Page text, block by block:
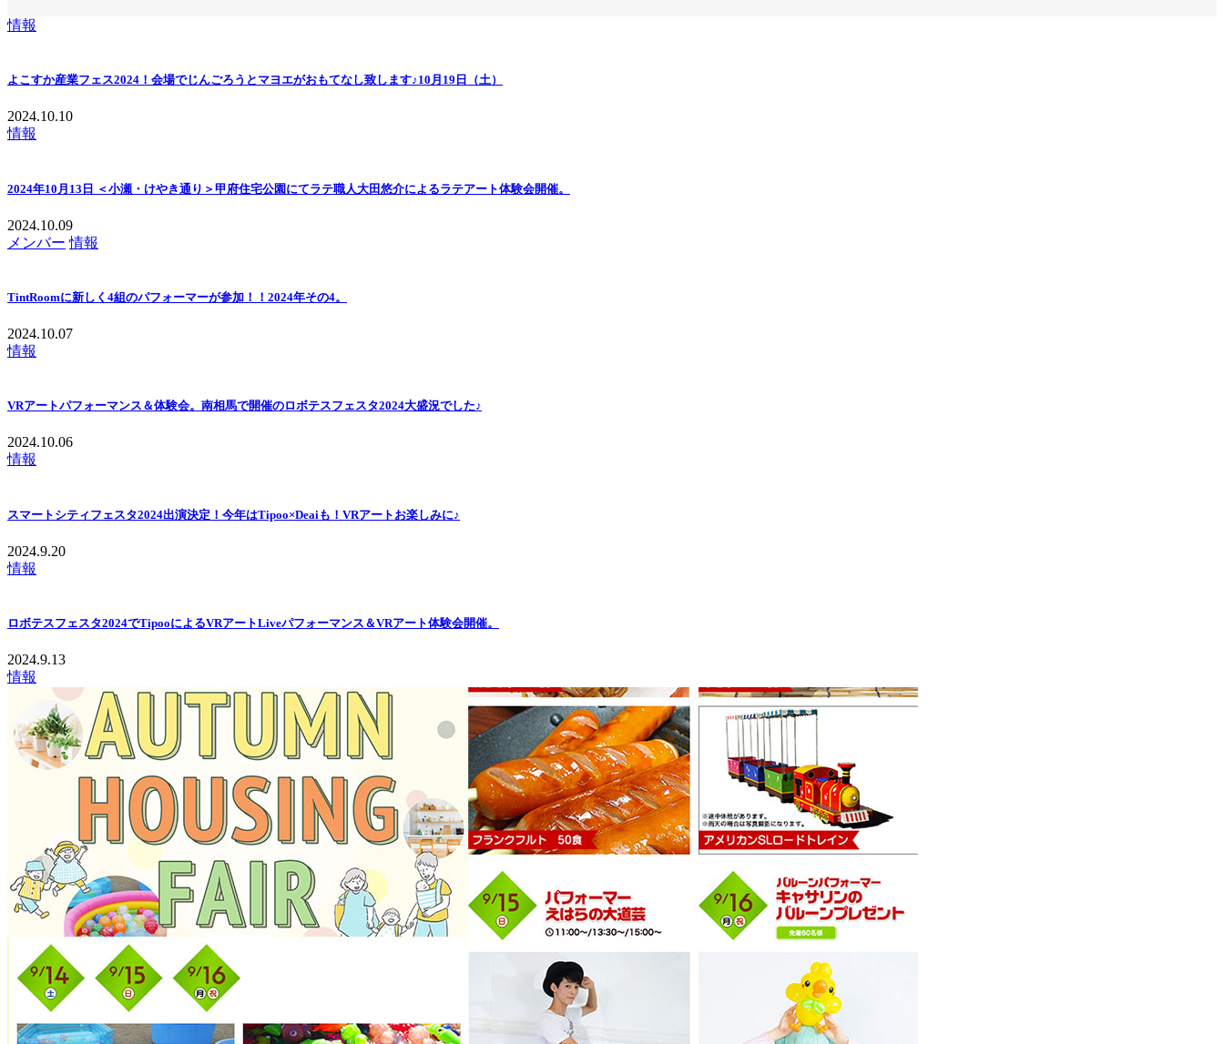
情報
よこすか産業フェス2024！会場でじんごろうとマヨエがおもてなし致します♪10月19日（土）
2024.10.10
情報
2024年10月13日 ＜小瀬・けやき通り＞甲府住宅公園にてラテ職人大田悠介によるラテアート体験会開催。
2024.10.09
メンバー 情報
TintRoomに新しく4組のパフォーマーが参加！！2024年その4。
2024.10.07
情報
VRアートパフォーマンス＆体験会。南相馬で開催のロボテスフェスタ2024大盛況でした♪
2024.10.06
情報
スマートシティフェスタ2024出演決定！今年はTipoo×Deaiも！VRアートお楽しみに♪
2024.9.20
情報
ロボテスフェスタ2024でTipooによるVRアートLiveパフォーマンス＆VRアート体験会開催。
2024.9.13
情報